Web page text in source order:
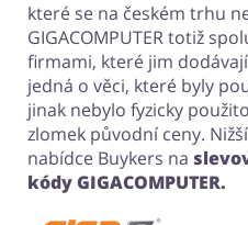
které se na českém trhu
GIGACOMPUTER totiž
firmami, které jim
jedná o věci, které byly
jinak nebylo fyzicky
zlomek původní ceny.
nabídce Buykers na
kódy GIGACOMPUTER.